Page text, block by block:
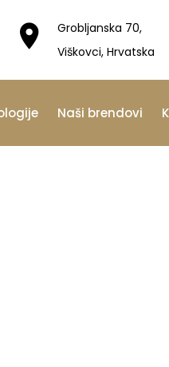
Grobljanska 70,
Viškovci, Hrvatska
Naši brendovi